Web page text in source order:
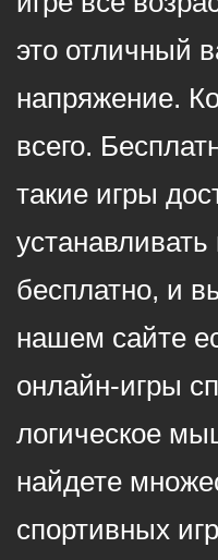
это отличный
напряжение.
всего.
такие игры
бесплатно, и
нашем сайте
онлайн-игры
логическое
найдете
спортивных